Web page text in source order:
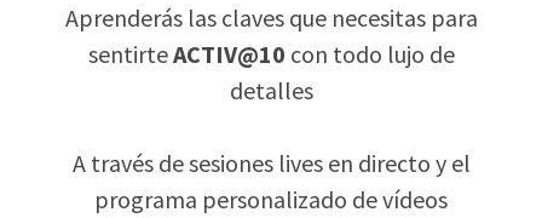
Aprenderás las claves que necesitas para
sentirteACTIV@10 con todo lujo de
detalles
A través de sesiones lives en directo y el
programa personalizado de vídeos